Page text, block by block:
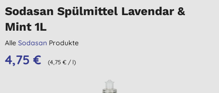
Sodasan Spülmittel Lavendar &
Mint 1L
Alle Sodasan Produkte
4,75 € (4,75 € / l)